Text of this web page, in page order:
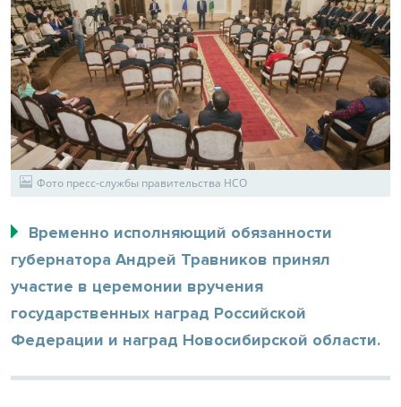
Фото пресс-службы правительства НСО
Временно исполняющий обязанности
губернатора Андрей Травников принял
участие в церемонии вручения
государственных наград Российской
Федерации и наград Новосибирской области.